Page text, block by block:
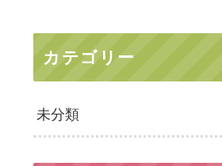
カテゴリー
未分類